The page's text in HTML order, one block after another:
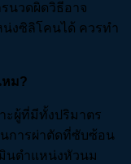
นวดผิดวิธีอาจ
งซิลิโคนได้ ควรทำ
หม?
ะผู้ที่มีทั้งปริมาตร
การผ่าตัดที่ซับซ้อน
มินตำแหน่งหัวนม